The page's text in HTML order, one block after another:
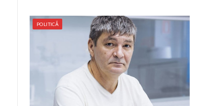
POLITICĂ